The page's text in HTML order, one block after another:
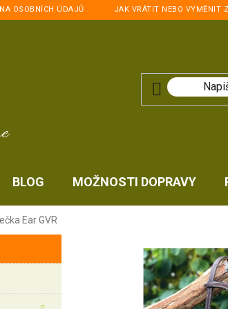
OSOBNÍCH ÚDAJŮ JAK VRÁTIT NEBO VYMĚNIT
BLOG MOŽNOSTI DOPRAVY
Ear GVR